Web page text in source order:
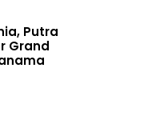
Putra
Grand